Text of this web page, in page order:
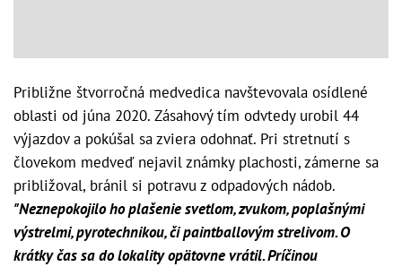
Približne štvorročná medvedica navštevovala osídlené
oblasti od júna 2020. Zásahový tím odvtedy urobil 44
výjazdov a pokúšal sa zviera odohnať. Pri stretnutí s
človekom medveď nejavil známky plachosti, zámerne sa
približoval, bránil si potravu z odpadových nádob.
"Neznepokojilo ho plašenie svetlom, zvukom, poplašnými
výstrelmi, pyrotechnikou, či paintballovým strelivom. O
krátky čas sa do lokality opätovne vrátil. Príčinou